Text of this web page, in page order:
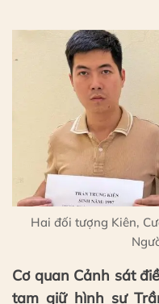
Hai đối tượng Kiên,
Cơ quan Cảnh sát
tạm giữ hình sự